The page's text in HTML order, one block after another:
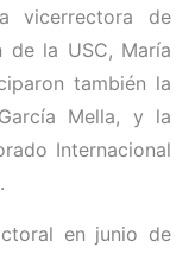
vicerrectora de
de la USC, María
también la
Mella, y la
Internacional
en junio de